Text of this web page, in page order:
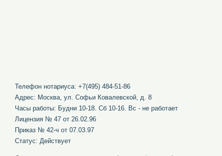
Телефон нотариуса: +7(495) 484-51-86
Адрес: Москва, ул. Софьи Ковалевской, д. 8
Часы работы: Будни 10-18. Сб 10-16. Вс - не работает
Лицензия № 47 от 26.02.96
Приказ № 42-ч от 07.03.97
Статус: Действует